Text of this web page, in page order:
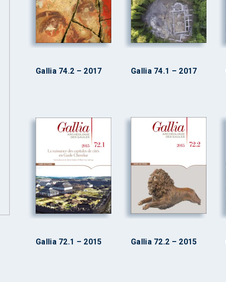
Gallia 74.2 – 2017 Gallia 74.1 – 2017
Gallia 72.1 – 2015 Gallia 72.2 – 2015